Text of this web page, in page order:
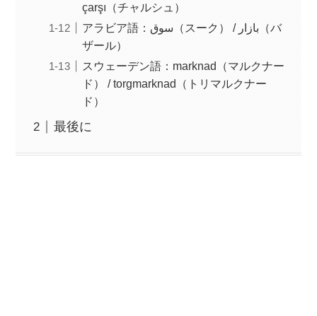
çarşı（チャルシュ）
アラビア語：سوق（スーク） / بازار（バ
ザール）
スウェーデン語：marknad（マルクナー
ド） / torgmarknad（トリマルクナー
ド）
最後に